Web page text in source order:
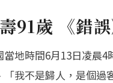
91歲 《錯
地時間6月13日凌晨
我不是歸人，是個